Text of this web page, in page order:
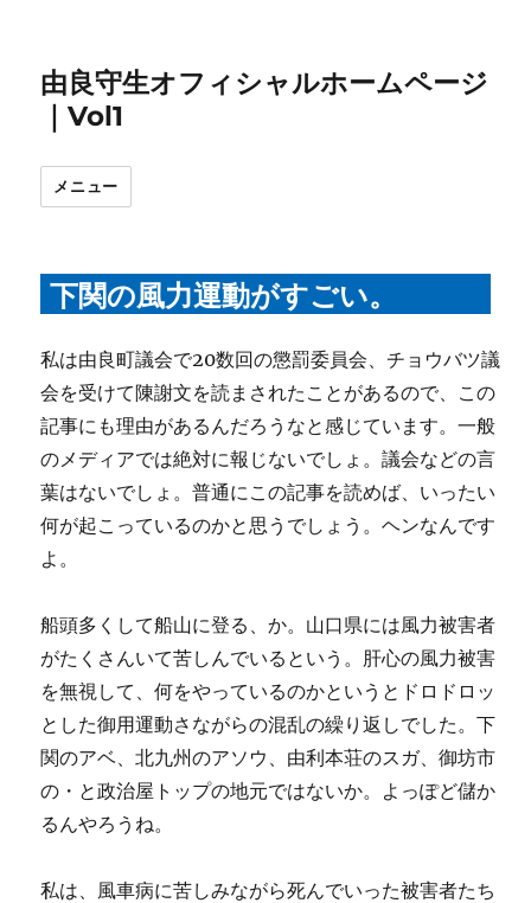
由良守生オフィシャルホームページ
｜Vol1
メニュー
下関の風力運動がすごい。
私は由良町議会で20数回の懲罰委員会、チョウバツ議
会を受けて陳謝文を読まされたことがあるので、この
記事にも理由があるんだろうなと感じています。一般
のメディアでは絶対に報じないでしょ。議会などの言
葉はないでしょ。普通にこの記事を読めば、いったい
何が起こっているのかと思うでしょう。ヘンなんです
よ。
船頭多くして船山に登る、か。山口県には風力被害者
がたくさんいて苦しんでいるという。肝心の風力被害
を無視して、何をやっているのかというとドロドロッ
とした御用運動さながらの混乱の繰り返しでした。下
関のアベ、北九州のアソウ、由利本荘のスガ、御坊市
の・と政治屋トップの地元ではないか。よっぽど儲か
るんやろうね。
私は、風車病に苦しみながら死んでいった被害者たち